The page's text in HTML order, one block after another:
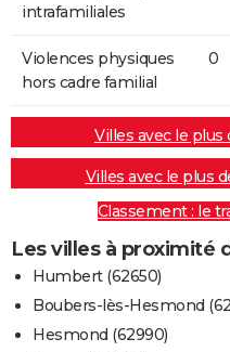
intrafamiliales
Violences physiques
hors cadre familial
0
Villes avec le plus
Villes avec le plus
Classement : le
Les villes à proximité
Humbert (62650)
Boubers-lès-Hesmond
Hesmond (62990)